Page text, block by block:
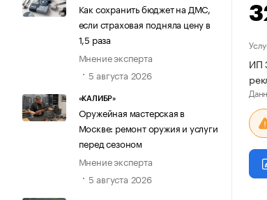
Как сохранить бюджет на ДМС,
если страховая подняла цену в
1,5 раза
Мнение эксперта
5 августа 2026
«КАЛИБР»
Оружейная мастерская в
Москве: ремонт оружия и услуги
перед сезоном
Мнение эксперта
5 августа 2026
ИП